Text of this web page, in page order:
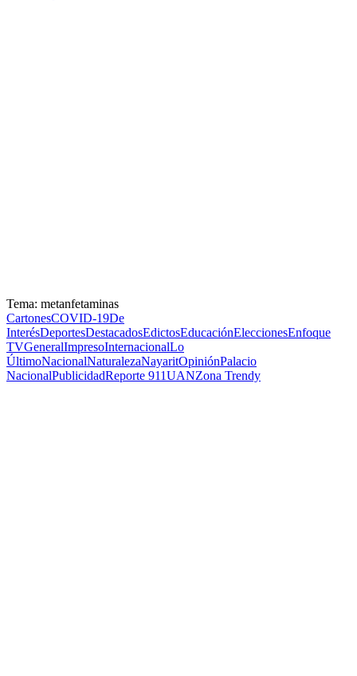
Tema: metanfetaminas
CartonesCOVID-19De
InterésDeportesDestacadosEdictosEducaciónEleccionesEnfoque
TVGeneralImpresoInternacionalLo
ÚltimoNacionalNaturalezaNayaritOpiniónPalacio
NacionalPublicidadReporte 911UANZona Trendy